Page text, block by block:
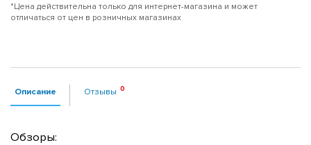
*Цена действительна только для интернет-магазина и может
отличаться от цен в розничных магазинах
Описание Отзывы
Обзоры: